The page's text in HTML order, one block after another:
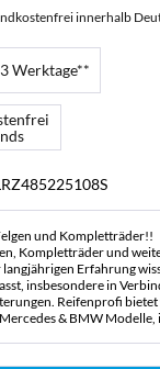
innerhalb
Werktage**
und Kompletträder!!
Kompletträder und
Erfahrung
insbesondere in
Reifenprofi
& BMW Modelle,